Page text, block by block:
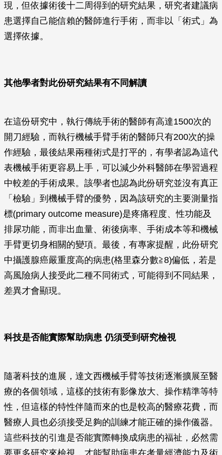
現，但依據術後十二周得到的研究結果，研究者建議病
患選擇自己能信賴的醫師進行手術，而非以「術式」為
選擇依據。
其他學者對此份研究結果有不同解讀
在這份研究中，執行傳統手術的醫師有高達1500次的
開刀經驗，而執行機械手臂手術的醫師只有200次的操
作經驗，最後結果兩種術式是打平的，有學者認為這代
表機械手術更容易上手，可以減少外科醫師在學習過程
中較差的手術成果。該學者也認為此份研究並沒有真正
「檢驗」到機械手臂的優勢，因為該研究的主要測量指
標(primary outcome measure)是疼痛程度、性功能及
排尿功能，而非出血量、術後病率、手術成本等和機械
手臂更切身相關的變項。最後，有專家提醒，此份研究
中攝護腺癌嚴重度高的病患(格里森分數≧8)偏低，若是
高風險病人接受此二種不同術式，可能得到不同結果，
差異才會顯現。
科技是否能實際幫助病患 仍須受到研究檢視
隨著科技的進展，達文西機械手臂等技術逐漸擴展至醫
療的各個領域，這樣的技術有影像放大、操作精準等特
性，但這樣的特性伴隨而來的也是較高的醫療花費，而
醫療人員也必須接受足夠的訓練才能正確的操作儀器。
這些科技的引進是否能實際轉換成病患的福祉，必然需
要更多研究來檢視，才能幫助病患在考量經濟能力及術